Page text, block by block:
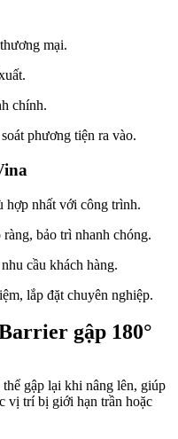
mại.
chính.
phương tiện ra vào.
hợp nhất với công trình.
ràng, bảo trì nhanh chóng.
cầu khách hàng.
lắp đặt chuyên nghiệp.
gập 180°
gập lại khi nâng lên, giúp
vị trí bị giới hạn trần hoặc